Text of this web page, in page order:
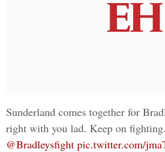
Sunderland comes together for
right with you lad. Keep on fighting.
@Bradleysfight pic.twitter.com/